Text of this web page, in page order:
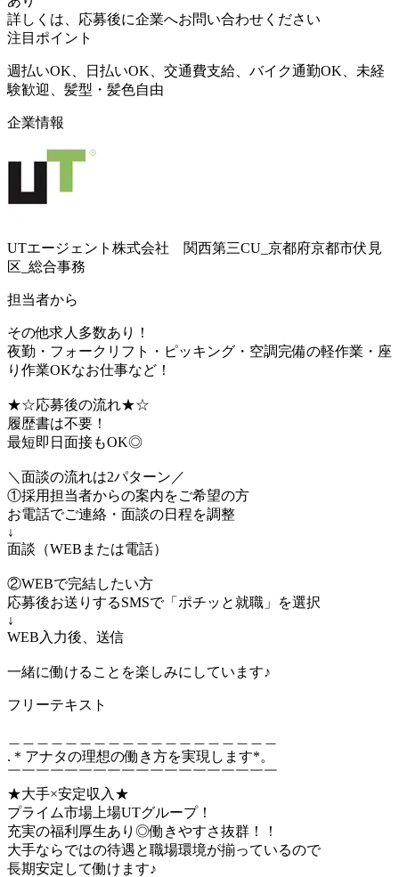
詳しくは、応募後に企業へお問い合わせください
注目ポイント
週払いOK、日払いOK、交通費支給、バイク通勤OK、未経
験歓迎、髪型・髪色自由
企業情報
UTエージェント株式会社 関西第三CU_京都府京都市伏見
区_総合事務
担当者から
その他求人多数あり！
夜勤・フォークリフト・ピッキング・空調完備の軽作業・座
り作業OKなお仕事など！
★☆応募後の流れ★☆
履歴書は不要！
最短即日面接もOK◎
＼面談の流れは2パターン／
①採用担当者からの案内をご希望の方
お電話でご連絡・面談の日程を調整
↓
面談（WEBまたは電話）
②WEBで完結したい方
応募後お送りするSMSで「ポチッと就職」を選択
↓
WEB入力後、送信
一緒に働けることを楽しみにしています♪
フリーテキスト
.＊アナタの理想の働き方を実現します*。
￣￣￣￣￣￣￣￣￣￣￣￣￣￣￣￣￣￣￣
★大手×安定収入★
プライム市場上場UTグループ！
充実の福利厚生あり◎働きやすさ抜群！！
大手ならではの待遇と職場環境が揃っているので
長期安定して働けます♪